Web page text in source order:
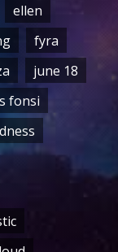
ellen
fyra
june 18
fonsi